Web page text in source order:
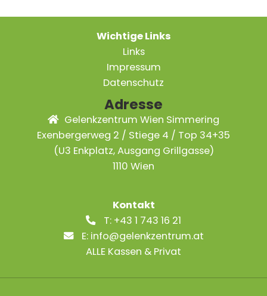
Wichtige Links
Links
Impressum
Datenschutz
Adresse
Gelenkzentrum Wien Simmering
Exenbergerweg 2 / Stiege 4 / Top 34+35
(U3 Enkplatz, Ausgang Grillgasse)
1110 Wien
Kontakt
T: +43 1 743 16 21
E: info@gelenkzentrum.at
ALLE Kassen & Privat